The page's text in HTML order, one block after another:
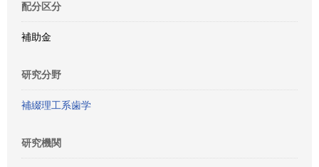
配分区分
補助金
研究分野
補綴理工系歯学
研究機関